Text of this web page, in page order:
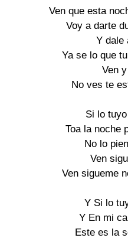
Ven que esta
Voy a darte
Y dale
Ya se lo que
Ven
No ves te
Si lo
Toa la noche
No lo
Ven
Ven sigueme
Y Si lo
Y En mi
Este es la